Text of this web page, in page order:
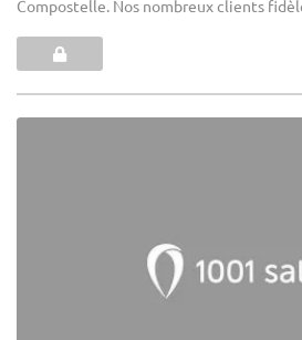
Compostelle. Nos nombreux clients